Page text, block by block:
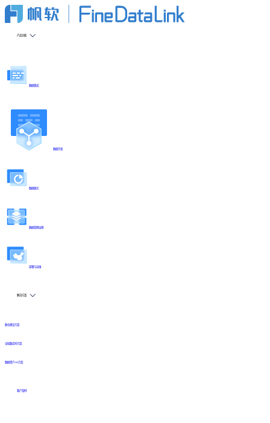
产品功能
数据集成
数据开发
数据服务
数据管理治理
部署与运维
解决方案
数仓建设方案
全链路实时方案
数据资产API方案
客户案例